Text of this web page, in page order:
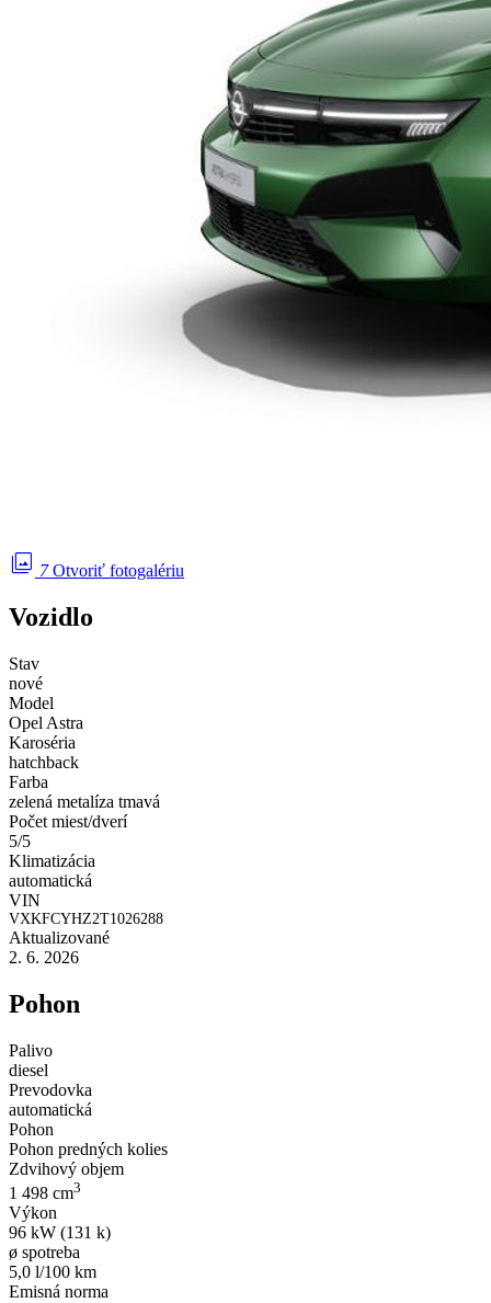
photo_library 7 Otvoriť fotogalériu
Vozidlo
Stav
nové
Model
Opel Astra
Karoséria
hatchback
Farba
zelená metalíza tmavá
Počet miest/dverí
5/5
Klimatizácia
automatická
VIN
VXKFCYHZ2T1026288
Aktualizované
2. 6. 2026
Pohon
Palivo
diesel
Prevodovka
automatická
Pohon
Pohon predných kolies
Zdvihový objem
1 498 cm3
Výkon
96 kW (131 k)
ø spotreba
5,0 l/100 km
Emisná norma